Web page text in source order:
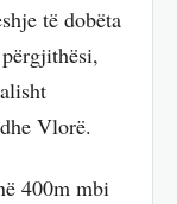
të dobëta
Vlorë.
400m mbi